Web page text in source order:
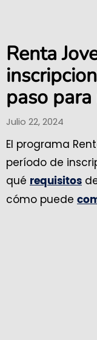
Renta
paso
Julio 22, 2024
El programa
período de
qué requisitos
cómo puede